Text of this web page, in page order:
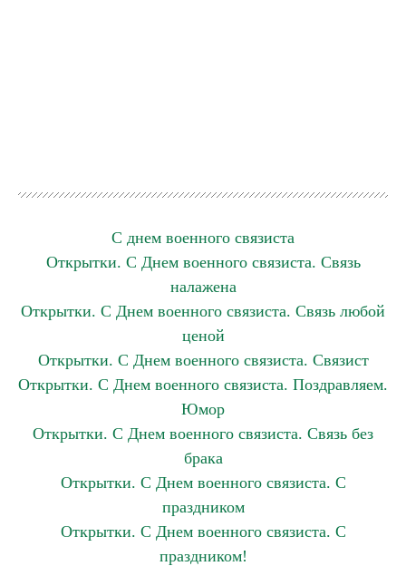
С днем военного связиста
Открытки. С Днем военного связиста. Связь
налажена
Открытки. С Днем военного связиста. Связь любой
ценой
Открытки. С Днем военного связиста. Связист
Открытки. С Днем военного связиста. Поздравляем.
Юмор
Открытки. С Днем военного связиста. Связь без
брака
Открытки. С Днем военного связиста. С
праздником
Открытки. С Днем военного связиста. С
праздником!